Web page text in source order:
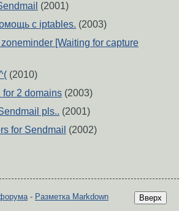
(2001)
с iptables. (2003)
[Waiting for capture
(2010)
for 2 domains (2003)
pls.. (2001)
for Sendmail (2002)
Вверх
- Разметка Markdown